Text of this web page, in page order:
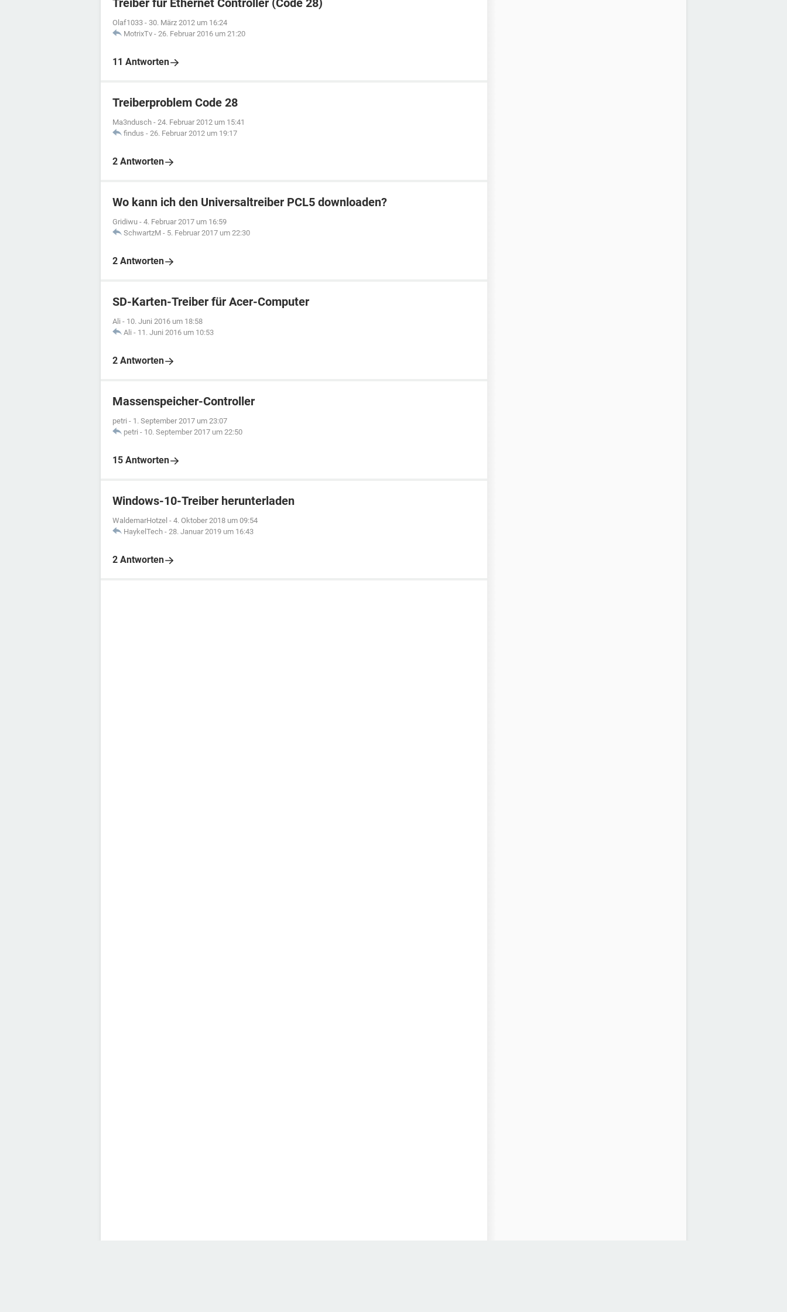
Treiber für Ethernet Controller (Code 28)
Olaf1033 - 30. März 2012 um 16:24
MotrixTv - 26. Februar 2016 um 21:20
11 Antworten
Treiberproblem Code 28
Ma3ndusch - 24. Februar 2012 um 15:41
findus - 26. Februar 2012 um 19:17
2 Antworten
Wo kann ich den Universaltreiber PCL5 downloaden?
Gridiwu - 4. Februar 2017 um 16:59
SchwartzM - 5. Februar 2017 um 22:30
2 Antworten
SD-Karten-Treiber für Acer-Computer
Ali - 10. Juni 2016 um 18:58
Ali - 11. Juni 2016 um 10:53
2 Antworten
Massenspeicher-Controller
petri - 1. September 2017 um 23:07
petri - 10. September 2017 um 22:50
15 Antworten
Windows-10-Treiber herunterladen
WaldemarHotzel - 4. Oktober 2018 um 09:54
HaykelTech - 28. Januar 2019 um 16:43
2 Antworten